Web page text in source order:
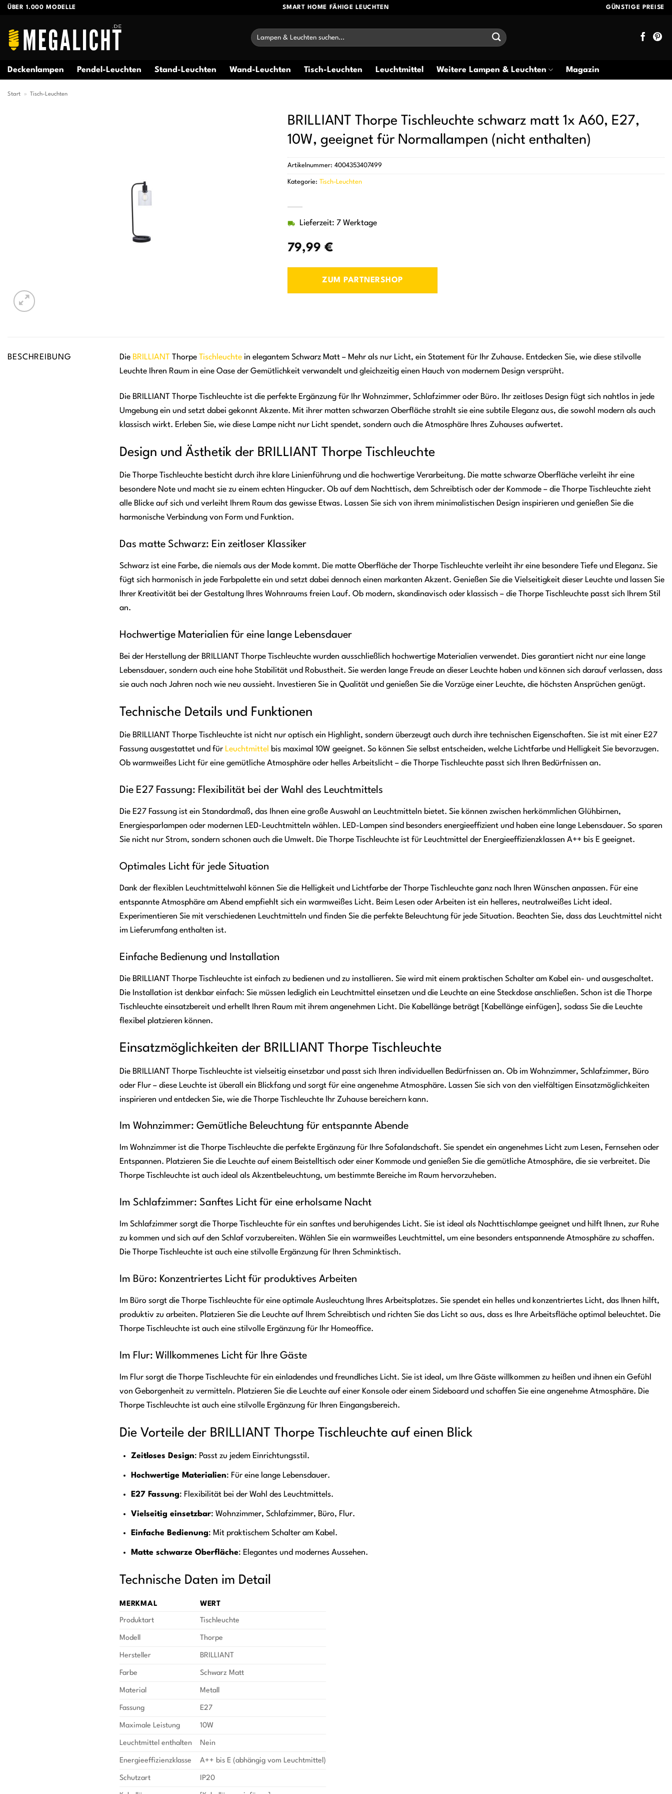
Zum
springen
ÜBER 1.000 MODELLE SMART HOME FÄHIGE LEUCHTEN GÜNSTIGE PREISE
Suchen
nach:
Deckenlampen Pendel-Leuchten Stand-Leuchten Wand-Leuchten Tisch-Leuchten Leuchtmittel Weitere Lampen & Leuchten Magazin
Start » Tisch-Leuchten
BRILLIANT Thorpe Tischleuchte schwarz matt 1x A60, E27,
10W, geeignet für Normallampen (nicht enthalten)
79,99 €
Lieferzeit: 7 Werktage
ZUM PARTNERSHOP
Artikelnummer: 4004353407499
Kategorie: Tisch-Leuchten
BESCHREIBUNG Die BRILLIANT Thorpe Tischleuchte in elegantem Schwarz Matt – Mehr als nur Licht, ein Statement für Ihr Zuhause. Entdecken Sie, wie diese stilvolle
Leuchte Ihren Raum in eine Oase der Gemütlichkeit verwandelt und gleichzeitig einen Hauch von modernem Design versprüht.
Die BRILLIANT Thorpe Tischleuchte ist die perfekte Ergänzung für Ihr Wohnzimmer, Schlafzimmer oder Büro. Ihr zeitloses Design fügt sich nahtlos in jede
Umgebung ein und setzt dabei gekonnt Akzente. Mit ihrer matten schwarzen Oberfläche strahlt sie eine subtile Eleganz aus, die sowohl modern als auch
klassisch wirkt. Erleben Sie, wie diese Lampe nicht nur Licht spendet, sondern auch die Atmosphäre Ihres Zuhauses aufwertet.
Design und Ästhetik der BRILLIANT Thorpe Tischleuchte
Die Thorpe Tischleuchte besticht durch ihre klare Linienführung und die hochwertige Verarbeitung. Die matte schwarze Oberfläche verleiht ihr eine
besondere Note und macht sie zu einem echten Hingucker. Ob auf dem Nachttisch, dem Schreibtisch oder der Kommode – die Thorpe Tischleuchte zieht
alle Blicke auf sich und verleiht Ihrem Raum das gewisse Etwas. Lassen Sie sich von ihrem minimalistischen Design inspirieren und genießen Sie die
harmonische Verbindung von Form und Funktion.
Das matte Schwarz: Ein zeitloser Klassiker
Schwarz ist eine Farbe, die niemals aus der Mode kommt. Die matte Oberfläche der Thorpe Tischleuchte verleiht ihr eine besondere Tiefe und Eleganz. Sie
fügt sich harmonisch in jede Farbpalette ein und setzt dabei dennoch einen markanten Akzent. Genießen Sie die Vielseitigkeit dieser Leuchte und lassen Sie
Ihrer Kreativität bei der Gestaltung Ihres Wohnraums freien Lauf. Ob modern, skandinavisch oder klassisch – die Thorpe Tischleuchte passt sich Ihrem Stil
an.
Hochwertige Materialien für eine lange Lebensdauer
Bei der Herstellung der BRILLIANT Thorpe Tischleuchte wurden ausschließlich hochwertige Materialien verwendet. Dies garantiert nicht nur eine lange
Lebensdauer, sondern auch eine hohe Stabilität und Robustheit. Sie werden lange Freude an dieser Leuchte haben und können sich darauf verlassen, dass
sie auch nach Jahren noch wie neu aussieht. Investieren Sie in Qualität und genießen Sie die Vorzüge einer Leuchte, die höchsten Ansprüchen genügt.
Technische Details und Funktionen
Die BRILLIANT Thorpe Tischleuchte ist nicht nur optisch ein Highlight, sondern überzeugt auch durch ihre technischen Eigenschaften. Sie ist mit einer E27
Fassung ausgestattet und für Leuchtmittel
bis maximal 10W geeignet. So können Sie selbst entscheiden, welche Lichtfarbe und Helligkeit Sie bevorzugen.
Ob warmweißes Licht für eine gemütliche Atmosphäre oder helles Arbeitslicht – die Thorpe Tischleuchte passt sich Ihren Bedürfnissen an.
Die E27 Fassung: Flexibilität bei der Wahl des Leuchtmittels
Die E27 Fassung ist ein Standardmaß, das Ihnen eine große Auswahl an Leuchtmitteln bietet. Sie können zwischen herkömmlichen Glühbirnen,
Energiesparlampen oder modernen LED-Leuchtmitteln wählen. LED-Lampen sind besonders energieeffizient und haben eine lange Lebensdauer. So sparen
Sie nicht nur Strom, sondern schonen auch die Umwelt. Die Thorpe Tischleuchte ist für Leuchtmittel der Energieeffizienzklassen A++ bis E geeignet.
Optimales Licht für jede Situation
Dank der flexiblen Leuchtmittelwahl können Sie die Helligkeit und Lichtfarbe der Thorpe Tischleuchte ganz nach Ihren Wünschen anpassen. Für eine
entspannte Atmosphäre am Abend empfiehlt sich ein warmweißes Licht. Beim Lesen oder Arbeiten ist ein helleres, neutralweißes Licht ideal.
Experimentieren Sie mit verschiedenen Leuchtmitteln und finden Sie die perfekte Beleuchtung für jede Situation. Beachten Sie, dass das Leuchtmittel nicht
im Lieferumfang enthalten ist.
Einfache Bedienung und Installation
Die BRILLIANT Thorpe Tischleuchte ist einfach zu bedienen und zu installieren. Sie wird mit einem praktischen Schalter am Kabel ein- und ausgeschaltet.
Die Installation ist denkbar einfach: Sie müssen lediglich ein Leuchtmittel einsetzen und die Leuchte an eine Steckdose anschließen. Schon ist die Thorpe
Tischleuchte einsatzbereit und erhellt Ihren Raum mit ihrem angenehmen Licht. Die Kabellänge beträgt [Kabellänge einfügen], sodass Sie die Leuchte
flexibel platzieren können.
Einsatzmöglichkeiten der BRILLIANT Thorpe Tischleuchte
Die BRILLIANT Thorpe Tischleuchte ist vielseitig einsetzbar und passt sich Ihren individuellen Bedürfnissen an. Ob im Wohnzimmer, Schlafzimmer, Büro
oder Flur – diese Leuchte ist überall ein Blickfang und sorgt für eine angenehme Atmosphäre. Lassen Sie sich von den vielfältigen Einsatzmöglichkeiten
inspirieren und entdecken Sie, wie die Thorpe Tischleuchte Ihr Zuhause bereichern kann.
Im Wohnzimmer: Gemütliche Beleuchtung für entspannte Abende
Im Wohnzimmer ist die Thorpe Tischleuchte die perfekte Ergänzung für Ihre Sofalandschaft. Sie spendet ein angenehmes Licht zum Lesen, Fernsehen oder
Entspannen. Platzieren Sie die Leuchte auf einem Beistelltisch oder einer Kommode und genießen Sie die gemütliche Atmosphäre, die sie verbreitet. Die
Thorpe Tischleuchte ist auch ideal als Akzentbeleuchtung, um bestimmte Bereiche im Raum hervorzuheben.
Im Schlafzimmer: Sanftes Licht für eine erholsame Nacht
Im Schlafzimmer sorgt die Thorpe Tischleuchte für ein sanftes und beruhigendes Licht. Sie ist ideal als Nachttischlampe geeignet und hilft Ihnen, zur Ruhe
zu kommen und sich auf den Schlaf vorzubereiten. Wählen Sie ein warmweißes Leuchtmittel, um eine besonders entspannende Atmosphäre zu schaffen.
Die Thorpe Tischleuchte ist auch eine stilvolle Ergänzung für Ihren Schminktisch.
Im Büro: Konzentriertes Licht für produktives Arbeiten
Im Büro sorgt die Thorpe Tischleuchte für eine optimale Ausleuchtung Ihres Arbeitsplatzes. Sie spendet ein helles und konzentriertes Licht, das Ihnen hilft,
produktiv zu arbeiten. Platzieren Sie die Leuchte auf Ihrem Schreibtisch und richten Sie das Licht so aus, dass es Ihre Arbeitsfläche optimal beleuchtet. Die
Thorpe Tischleuchte ist auch eine stilvolle Ergänzung für Ihr Homeoffice.
Im Flur: Willkommenes Licht für Ihre Gäste
Im Flur sorgt die Thorpe Tischleuchte für ein einladendes und freundliches Licht. Sie ist ideal, um Ihre Gäste willkommen zu heißen und ihnen ein Gefühl
von Geborgenheit zu vermitteln. Platzieren Sie die Leuchte auf einer Konsole oder einem Sideboard und schaffen Sie eine angenehme Atmosphäre. Die
Thorpe Tischleuchte ist auch eine stilvolle Ergänzung für Ihren Eingangsbereich.
Die Vorteile der BRILLIANT Thorpe Tischleuchte auf einen Blick
Zeitloses Design: Passt zu jedem Einrichtungsstil.
Hochwertige Materialien: Für eine lange Lebensdauer.
E27 Fassung: Flexibilität bei der Wahl des Leuchtmittels.
Vielseitig einsetzbar: Wohnzimmer, Schlafzimmer, Büro, Flur.
Einfache Bedienung: Mit praktischem Schalter am Kabel.
Matte schwarze Oberfläche: Elegantes und modernes Aussehen.
Technische Daten im Detail
MERKMAL WERT
Produktart Tischleuchte
Modell Thorpe
Hersteller BRILLIANT
Farbe Schwarz Matt
Material Metall
Fassung E27
Maximale Leistung 10W
Leuchtmittel enthalten Nein
Energieeffizienzklasse A++ bis E (abhängig vom Leuchtmittel)
Schutzart IP20